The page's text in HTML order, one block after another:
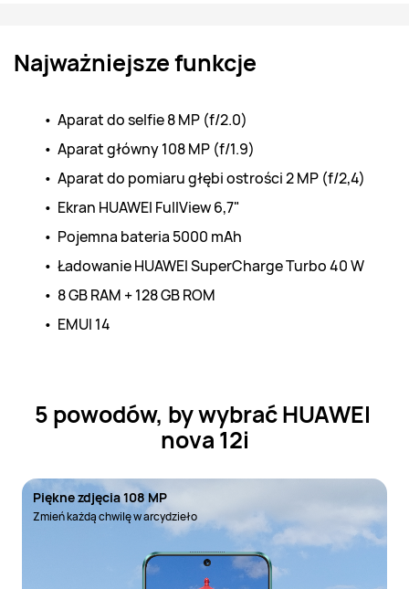
Najważniejsze funkcje
Aparat do selfie 8 MP (f/2.0)
Aparat główny 108 MP (f/1.9)
Aparat do pomiaru głębi ostrości 2 MP (f/2,4)
Ekran HUAWEI FullView 6,7"
Pojemna bateria 5000 mAh
Ładowanie HUAWEI SuperCharge Turbo 40 W
8 GB RAM + 128 GB ROM
EMUI 14
5 powodów, by wybrać HUAWEI
nova 12i
Piękne zdjęcia 108 MP
Zmień każdą chwilę w arcydzieło